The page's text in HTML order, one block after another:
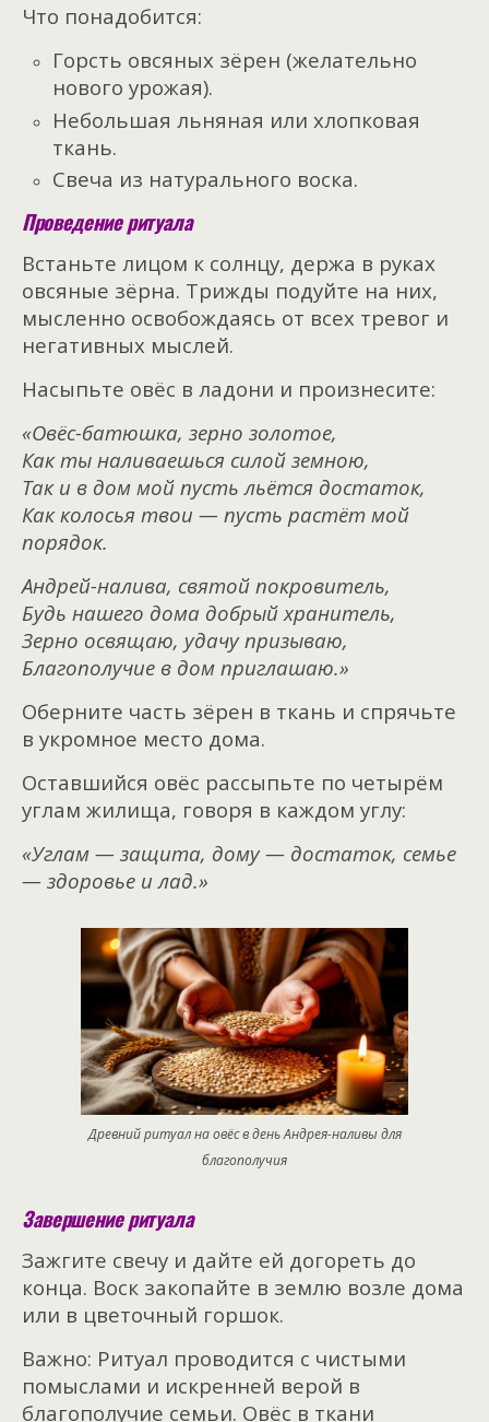
Что понадобится:
Горсть овсяных зёрен (желательно
нового урожая).
Небольшая льняная или хлопковая
ткань.
Свеча из натурального воска.
Проведение ритуала
Встаньте лицом к солнцу, держа в руках
овсяные зёрна. Трижды подуйте на них,
мысленно освобождаясь от всех тревог и
негативных мыслей.
Насыпьте овёс в ладони и произнесите:
«Овёс-батюшка, зерно золотое,
Как ты наливаешься силой земною,
Так и в дом мой пусть льётся достаток,
Как колосья твои — пусть растёт мой
порядок.
Андрей-налива, святой покровитель,
Будь нашего дома добрый хранитель,
Зерно освящаю, удачу призываю,
Благополучие в дом приглашаю.»
Оберните часть зёрен в ткань и спрячьте
в укромное место дома.
Оставшийся овёс рассыпьте по четырём
углам жилища, говоря в каждом углу:
«Углам — защита, дому — достаток, семье
— здоровье и лад.»
Древний ритуал на овёс в день Андрея-наливы для
благополучия
Завершение ритуала
Зажгите свечу и дайте ей догореть до
конца. Воск закопайте в землю возле дома
или в цветочный горшок.
Важно: Ритуал проводится с чистыми
помыслами и искренней верой в
благополучие семьи. Овёс в ткани